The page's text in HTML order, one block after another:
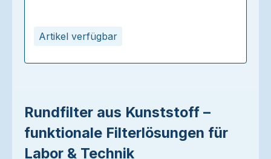
Artikel verfügbar
Rundfilter aus Kunststoff –
funktionale Filterlösungen für
Labor & Technik